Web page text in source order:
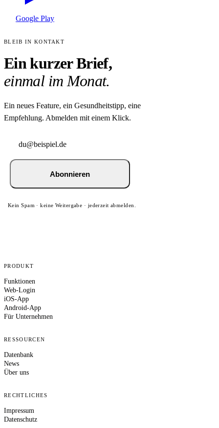
Google Play
BLEIB IN KONTAKT
Ein kurzer Brief,
einmal im Monat.
Ein neues Feature, ein Gesundheitstipp, eine
Empfehlung. Abmelden mit einem Klick.
Abonnieren
Kein Spam · keine Weitergabe · jederzeit abmelden.
PRODUKT
Funktionen
Web-Login
iOS-App
Android-App
Für Unternehmen
RESSOURCEN
Datenbank
News
Über uns
RECHTLICHES
Impressum
Datenschutz